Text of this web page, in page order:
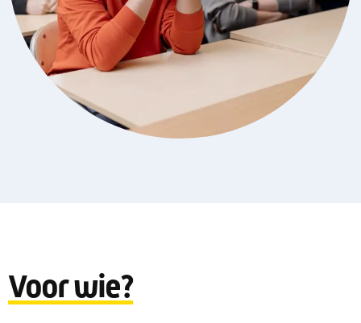
Marketing cookies
Marketing cookies worden gebruikt om relevante advertenties te
kunnen tonen op advertentieplatformen zoals Facebook en
Google. De cookies delen individuele gegevens over jouw
surfgedrag op onze website.
Selectie accepteren
Voor wie?